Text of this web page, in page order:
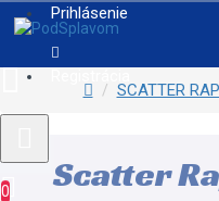
Prihlásenie
0
SCATTER RAP
Scatter